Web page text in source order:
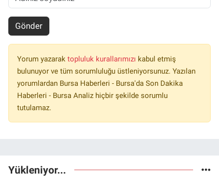
Gönder
Yorum yazarak topluluk kurallarımızı kabul etmiş
bulunuyor ve tüm sorumluluğu üstleniyorsunuz. Yazılan
yorumlardan Bursa Haberleri - Bursa'da Son Dakika
Haberleri - Bursa Analiz hiçbir şekilde sorumlu
tutulamaz.
Yükleniyor...